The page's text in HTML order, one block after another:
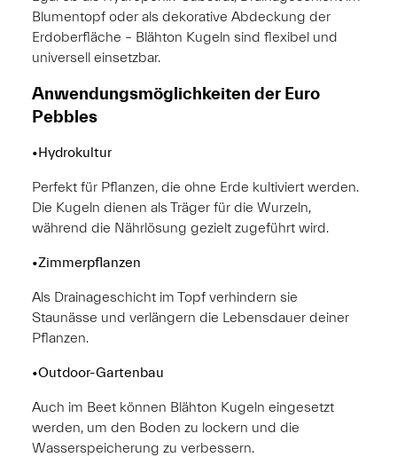
Blumentopf oder als dekorative Abdeckung der
Erdoberfläche – Blähton Kugeln sind flexibel und
universell einsetzbar.
Anwendungsmöglichkeiten der Euro
Pebbles
•Hydrokultur
Perfekt für Pflanzen, die ohne Erde kultiviert werden.
Die Kugeln dienen als Träger für die Wurzeln,
während die Nährlösung gezielt zugeführt wird.
•Zimmerpflanzen
Als Drainageschicht im Topf verhindern sie
Staunässe und verlängern die Lebensdauer deiner
Pflanzen.
•Outdoor-Gartenbau
Auch im Beet können Blähton Kugeln eingesetzt
werden, um den Boden zu lockern und die
Wasserspeicherung zu verbessern.